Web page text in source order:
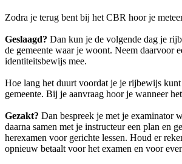
Zodra je terug bent bij het CBR hoor je
Geslaagd? Dan kun je de volgende dag je
de gemeente waar je woont. Neem daarvoor
identiteitsbewijs mee.
Hoe lang het duurt voordat je je rijbewijs
gemeente. Bij je aanvraag hoor je wanneer
Gezakt? Dan bespreek je met je examinator
daarna samen met je instructeur een plan en
herexamen voor gerichte lessen. Houd er
opnieuw betaalt voor het examen en voor